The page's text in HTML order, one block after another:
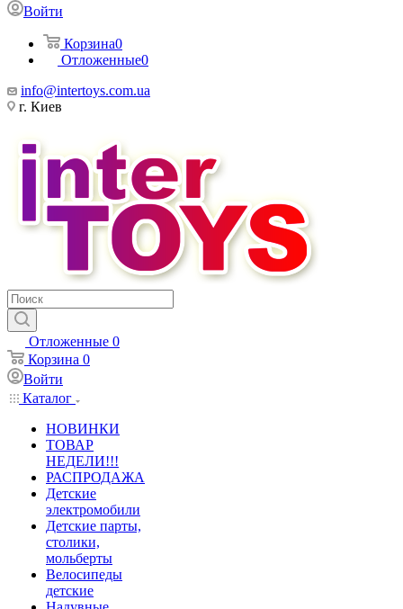
Войти
Корзина0
Отложенные0
info@intertoys.com.ua
г. Киев
Отложенные 0
Корзина 0
Войти
Каталог
НОВИНКИ
ТОВАР
НЕДЕЛИ!!!
РАСПРОДАЖА
Детские
электромобили
Детские парты,
столики,
мольберты
Велосипеды
детские